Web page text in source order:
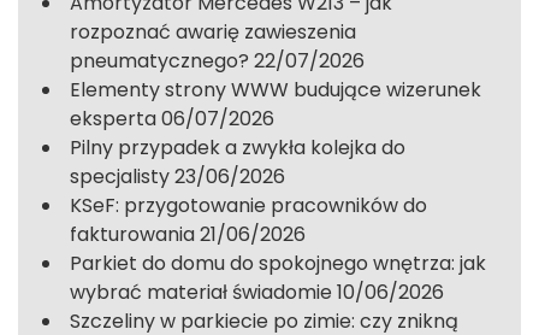
rozpoznać awarię zawieszenia
pneumatycznego? 22/07/2026
Elementy strony WWW budujące wizerunek
eksperta06/07/2026
Pilny przypadek a zwykła kolejka do
specjalisty23/06/2026
KSeF: przygotowanie pracowników do
fakturowania21/06/2026
Parkiet do domu do spokojnego wnętrza: jak
wybrać materiał świadomie 10/06/2026
Szczeliny w parkiecie po zimie: czy znikną